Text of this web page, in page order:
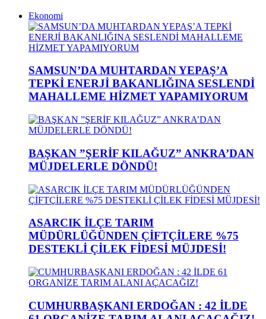
Ekonomi
SAMSUN’DA MUHTARDAN YEPAŞ’A
TEPKİ ENERJİ BAKANLIĞINA SESLENDİ
MAHALLEME HİZMET YAPAMIYORUM
BAŞKAN ”ŞERİF KILAĞUZ” ANKRA’DAN
MÜJDELERLE DÖNDÜ!
ASARCIK İLÇE TARIM
MÜDÜRLÜĞÜNDEN ÇİFTÇİLERE %75
DESTEKLİ ÇİLEK FİDESİ MÜJDESİ!
CUMHURBAŞKANI ERDOĞAN : 42 İLDE